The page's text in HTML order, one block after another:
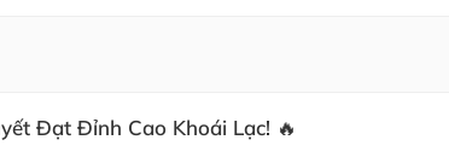
Đạt Đỉnh Cao Khoái Lạc! 🔥